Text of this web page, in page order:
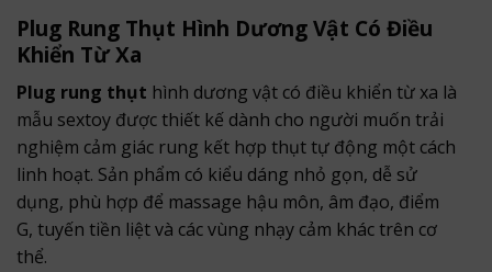
Plug Rung Thụt Hình Dương Vật Có Điều
Khiển Từ Xa
Plug rung thụt hình dương vật có điều khiển từ xa là
mẫu sextoy được thiết kế dành cho người muốn trải
nghiệm cảm giác rung kết hợp thụt tự động một cách
linh hoạt. Sản phẩm có kiểu dáng nhỏ gọn, dễ sử
dụng, phù hợp để massage hậu môn, âm đạo, điểm
G, tuyến tiền liệt và các vùng nhạy cảm khác trên cơ
thể.